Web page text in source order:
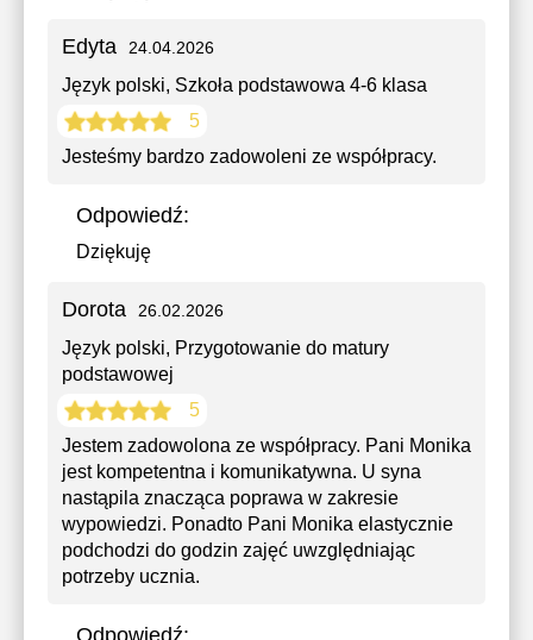
Edyta 24.04.2026
Język polski, Szkoła podstawowa 4-6 klasa
5
Jesteśmy bardzo zadowoleni ze współpracy.
Odpowiedź:
Dziękuję
Dorota 26.02.2026
Język polski, Przygotowanie do matury
podstawowej
5
Jestem zadowolona ze współpracy. Pani Monika
jest kompetentna i komunikatywna. U syna
nastąpila znacząca poprawa w zakresie
wypowiedzi. Ponadto Pani Monika elastycznie
podchodzi do godzin zajęć uwzględniając
potrzeby ucznia.
Odpowiedź: